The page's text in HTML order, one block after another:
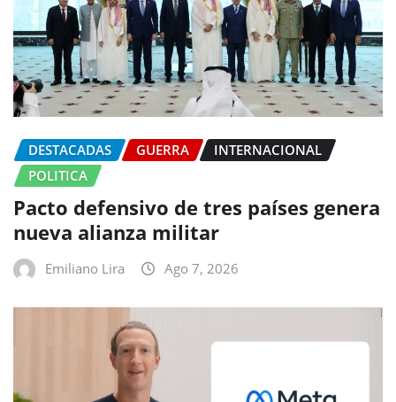
DESTACADAS GUERRA
INTERNACIONAL
POLITICA
Pacto defensivo de tres países genera
nueva alianza militar
Emiliano Lira Ago 7, 2026